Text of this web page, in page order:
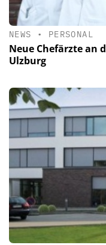
NEWS • PERSONAL
Neue Chefärzte an
Ulzburg